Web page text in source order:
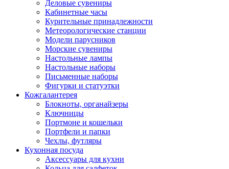
Деловые сувениры
Кабинетные часы
Курительные принадлежности
Метеорологические станции
Модели парусников
Морские сувениры
Настольные лампы
Настольные наборы
Письменные наборы
Фигурки и статуэтки
Кожгалантерея
Блокноты, органайзеры
Ключницы
Портмоне и кошельки
Портфели и папки
Чехлы, футляры
Кухонная посуда
Аксессуары для кухни